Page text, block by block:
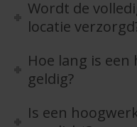
Wordt de
locatie
Hoe lang is
geldig?
Is een